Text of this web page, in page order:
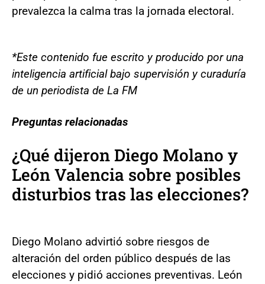
prevalezca la calma tras la jornada electoral.
*Este contenido fue escrito y producido por una
inteligencia artificial bajo supervisión y curaduría
de un periodista de La FM
Preguntas relacionadas
¿Qué dijeron Diego Molano y
León Valencia sobre posibles
disturbios tras las elecciones?
Diego Molano advirtió sobre riesgos de
alteración del orden público después de las
elecciones y pidió acciones preventivas. León